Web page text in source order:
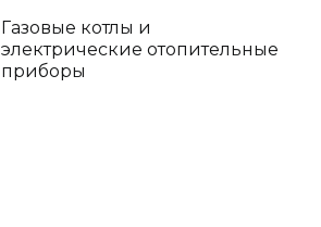
Газовые котлы и
электрические отопительные
приборы